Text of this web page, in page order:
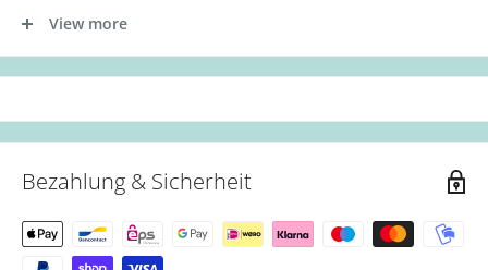
36W UV Lampe für 60s oder 12W LED Lampe für 30s.)
(Aushärtung: 36W UV Lampe für 90s oder 12W LED Lampe für
Lampe für 90s oder 12W LED Lampe für 60s.)
View more
Bezahlung & Sicherheit